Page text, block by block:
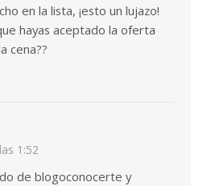
en la lista, ¡esto un lujazo!
hayas aceptado la oferta
cena??
1:52
de blogoconocerte y